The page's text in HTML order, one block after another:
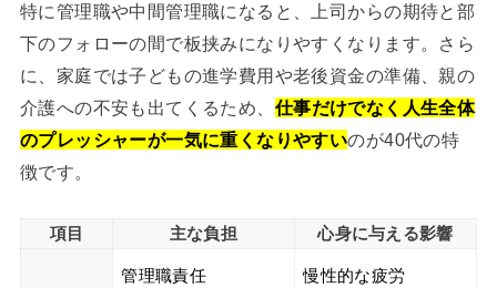
特に管理職や中間管理職になると、上司からの期待と部
下のフォローの間で板挟みになりやすくなります。さら
に、家庭では子どもの進学費用や老後資金の準備、親の
介護への不安も出てくるため、 仕事だけでなく人生全体
のプレッシャーが一気に重くなりやすいのが40代の特
徴です。
項目 主な負担 心身に与える影響
管理職責任
慢性的な疲労